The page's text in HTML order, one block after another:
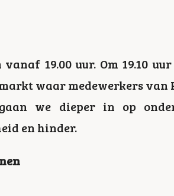
19.00 uur. Om 19.10
waar medewerkers
we dieper in op
en hinder.